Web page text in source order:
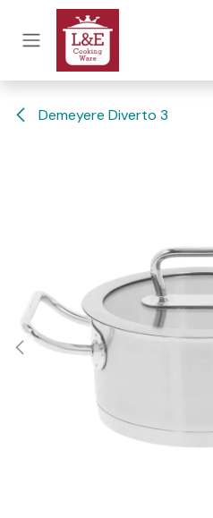
Overslaan naar inhoud
Demeyere Diverto 3